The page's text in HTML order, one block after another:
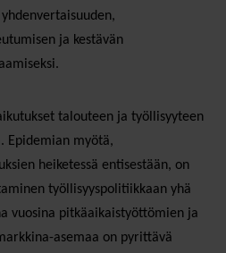
ja kestävän
talouteen ja työllisyyteen
Epidemian myötä,
heiketessä entisestään, on
työllisyyspolitiikkaan yhä
vuosina pitkäaikaistyöttömien ja
asemaa on pyrittävä